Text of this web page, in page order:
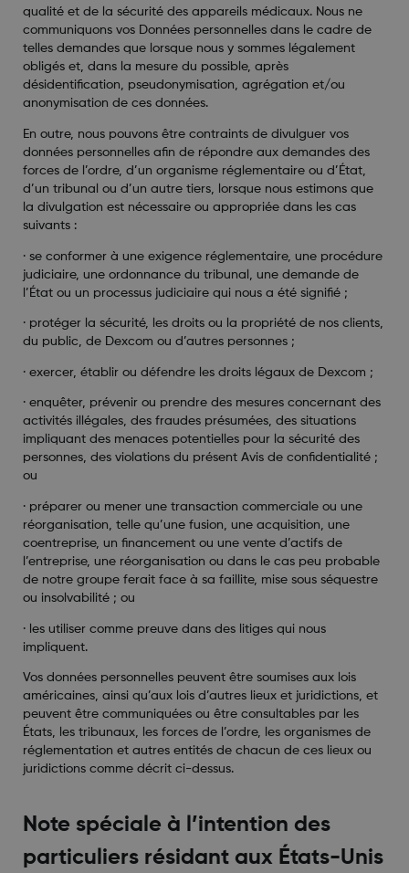
qualité et de la sécurité des appareils médicaux. Nous ne
communiquons vos Données personnelles dans le cadre de
telles demandes que lorsque nous y sommes légalement
obligés et, dans la mesure du possible, après
désidentification, pseudonymisation, agrégation et/ou
anonymisation de ces données.
En outre, nous pouvons être contraints de divulguer vos
données personnelles afin de répondre aux demandes des
forces de l’ordre, d’un organisme réglementaire ou d’État,
d’un tribunal ou d’un autre tiers, lorsque nous estimons que
la divulgation est nécessaire ou appropriée dans les cas
suivants :
· se conformer à une exigence réglementaire, une procédure
judiciaire, une ordonnance du tribunal, une demande de
l’État ou un processus judiciaire qui nous a été signifié ;
· protéger la sécurité, les droits ou la propriété de nos clients,
du public, de Dexcom ou d’autres personnes ;
· exercer, établir ou défendre les droits légaux de Dexcom ;
· enquêter, prévenir ou prendre des mesures concernant des
activités illégales, des fraudes présumées, des situations
impliquant des menaces potentielles pour la sécurité des
personnes, des violations du présent Avis de confidentialité ;
ou
· préparer ou mener une transaction commerciale ou une
réorganisation, telle qu’une fusion, une acquisition, une
coentreprise, un financement ou une vente d’actifs de
l’entreprise, une réorganisation ou dans le cas peu probable
de notre groupe ferait face à sa faillite, mise sous séquestre
ou insolvabilité ; ou
· les utiliser comme preuve dans des litiges qui nous
impliquent.
Vos données personnelles peuvent être soumises aux lois
américaines, ainsi qu’aux lois d’autres lieux et juridictions, et
peuvent être communiquées ou être consultables par les
États, les tribunaux, les forces de l’ordre, les organismes de
réglementation et autres entités de chacun de ces lieux ou
juridictions comme décrit ci-dessus.
Note spéciale à l’intention des
particuliers résidant aux États-Unis